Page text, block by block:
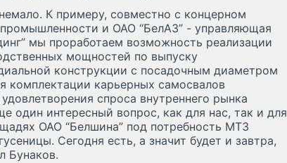
К примеру, совместно с концерном
и ОАО “БелАЗ” - управляющая
мы проработаем возможность реализации
мощностей по выпуску
конструкции с посадочным диаметром
карьерных самосвалов
спроса внутреннего рынка
один интересный вопрос, как для нас, так и для
ОАО “Белшина” под потребность МТЗ
Сегодня есть, а значит будет и завтра,
Бунаков.